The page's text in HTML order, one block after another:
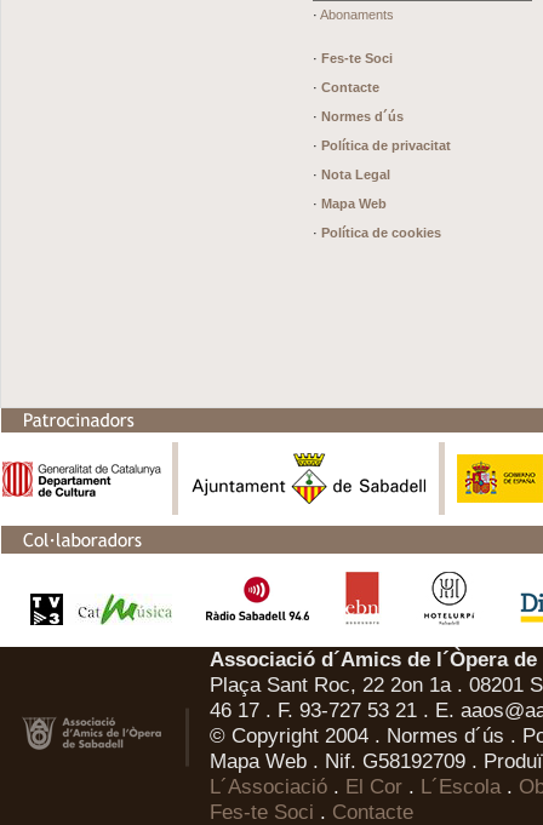
· Abonaments
· Fes-te Soci
· Contacte
· Normes d´ús
· Política de privacitat
· Nota Legal
· Mapa Web
· Política de cookies
Associació d´Amics de l´Òpera
Plaça Sant Roc, 22 2on 1a . 08201
46 17 . F. 93-727 53 21 . E.
© Copyright 2004 . Normes d´ús .
Mapa Web . Nif. G58192709 .
L´Associació . El Cor . L´Escola.
Fes-te Soci . Contacte